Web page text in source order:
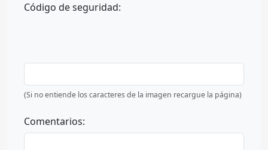
Código de seguridad:
(Si no entiende los caracteres de la imagen recargue la página)
Comentarios: